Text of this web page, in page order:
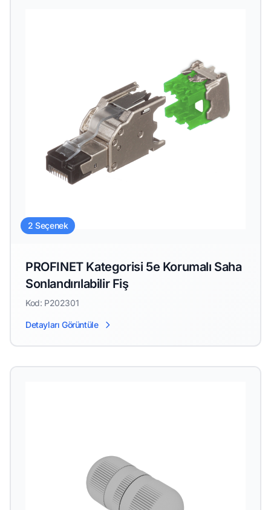
2 Seçenek
PROFINET Kategorisi 5e Korumalı Saha
Sonlandırılabilir Fiş
Kod: P202301
Detayları Görüntüle